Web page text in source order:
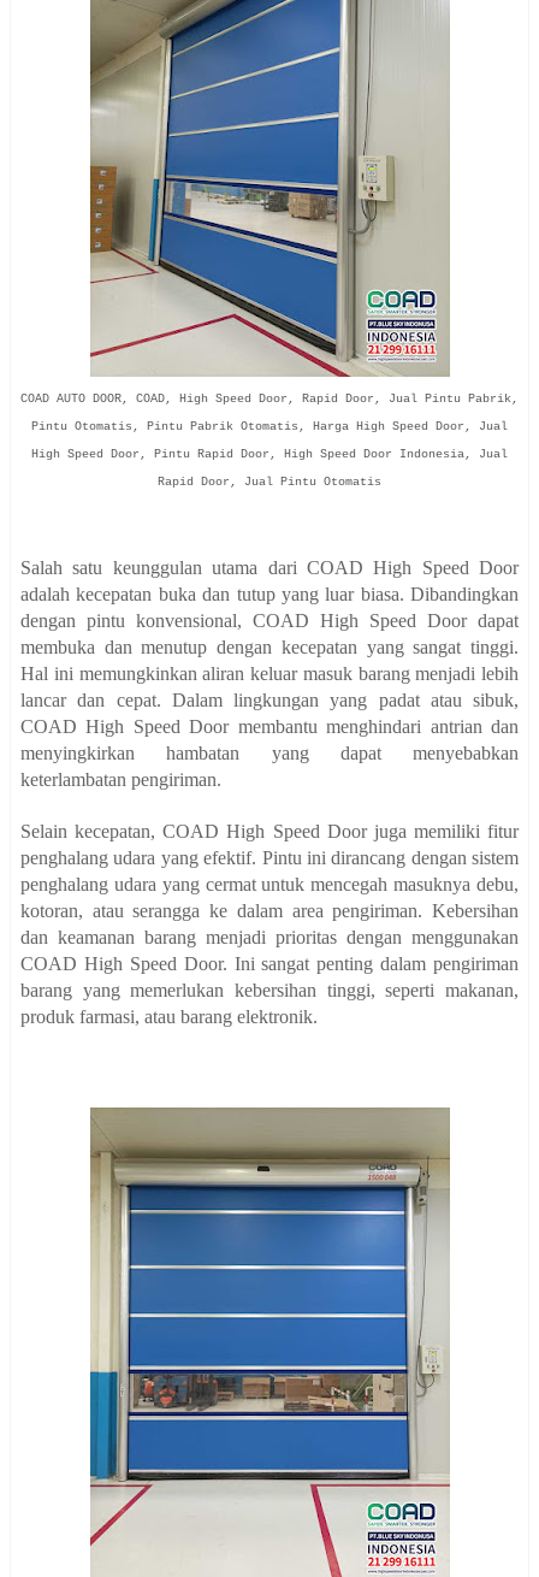
COAD AUTO DOOR, COAD, High Speed Door, Rapid Door, Jual Pintu Pabrik,
Pintu Otomatis, Pintu Pabrik Otomatis, Harga High Speed Door, Jual
High Speed Door, Pintu Rapid Door, High Speed Door Indonesia, Jual
Rapid Door, Jual Pintu Otomatis
Salah satu keunggulan utama dari COAD High Speed Door
adalah kecepatan buka dan tutup yang luar biasa. Dibandingkan
dengan pintu konvensional, COAD High Speed Door dapat
membuka dan menutup dengan kecepatan yang sangat tinggi.
Hal ini memungkinkan aliran keluar masuk barang menjadi lebih
lancar dan cepat. Dalam lingkungan yang padat atau sibuk,
COAD High Speed Door membantu menghindari antrian dan
menyingkirkan hambatan yang dapat menyebabkan
keterlambatan pengiriman.
Selain kecepatan, COAD High Speed Door juga memiliki fitur
penghalang udara yang efektif. Pintu ini dirancang dengan sistem
penghalang udara yang cermat untuk mencegah masuknya debu,
kotoran, atau serangga ke dalam area pengiriman. Kebersihan
dan keamanan barang menjadi prioritas dengan menggunakan
COAD High Speed Door. Ini sangat penting dalam pengiriman
barang yang memerlukan kebersihan tinggi, seperti makanan,
produk farmasi, atau barang elektronik.